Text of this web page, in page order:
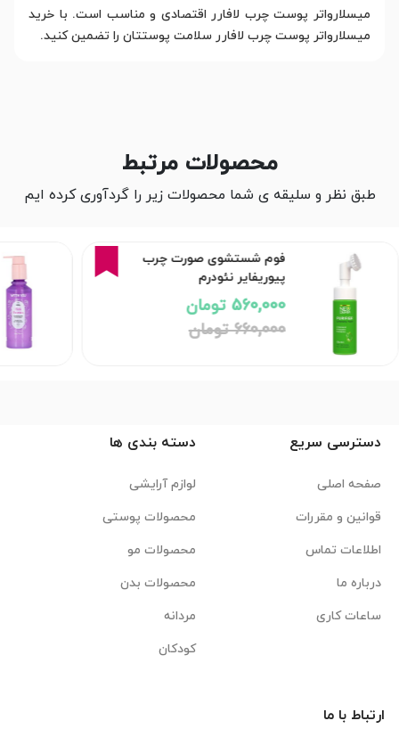
میسلارواتر پوست چرب لافارر اقتصادی و مناسب است. با خرید
میسلارواتر پوست چرب لافارر سلامت پوستتان را تضمین کنید.
محصولات مرتبط
طبق نظر و سلیقه ی شما محصولات زیر را گردآوری کرده ایم
فوم شستشوی صورت چرب
پیوریفایر نئودرم
560,000 تومان
660,000 تومان
دسترسی سریع
صفحه اصلی
قوانین و مقررات
اطلاعات تماس
درباره ما
ساعات کاری
دسته بندی ها
لوازم آرایشی
محصولات پوستی
محصولات مو
محصولات بدن
مردانه
کودکان
ارتباط با ما